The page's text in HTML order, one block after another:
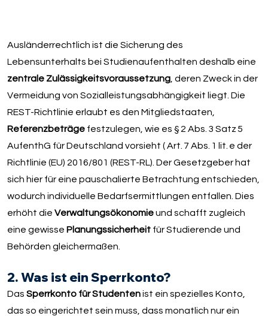
Ausländerrechtlich ist die Sicherung des
Lebensunterhalts bei Studienaufenthalten deshalb eine
zentrale Zulässigkeitsvoraussetzung, deren Zweck in der
Vermeidung von Sozialleistungsabhängigkeit liegt. Die
REST-Richtlinie erlaubt es den Mitgliedstaaten,
Referenzbeträgefestzulegen, wie es § 2 Abs. 3 Satz 5
AufenthG für Deutschland vorsieht ( Art. 7 Abs. 1 lit. e der
Richtlinie (EU) 2016/801 (REST-RL). Der Gesetzgeber hat
sich hier für eine pauschalierte Betrachtung entschieden,
wodurch individuelle Bedarfsermittlungen entfallen. Dies
erhöht die Verwaltungsökonomieund schafft zugleich
eine gewisse Planungssicherheitfür Studierende und
Behörden gleichermaßen.
2. Was ist ein Sperrkonto?
Das Sperrkonto für Studentenist ein spezielles Konto,
das so eingerichtet sein muss, dass monatlich nur ein